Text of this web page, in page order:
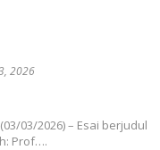
2026
03/2026) – Esai berjudul
Prof….